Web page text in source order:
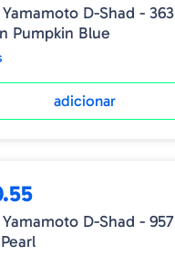
D-Shad - 363
Pumpkin Blue
adicionar
D-Shad - 957